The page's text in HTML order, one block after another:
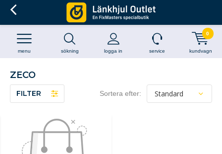
sökning logga in
menu service kundvagn
0
ZECO
FILTER Sortera efter: